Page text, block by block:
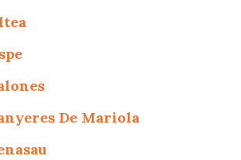
De Mariola